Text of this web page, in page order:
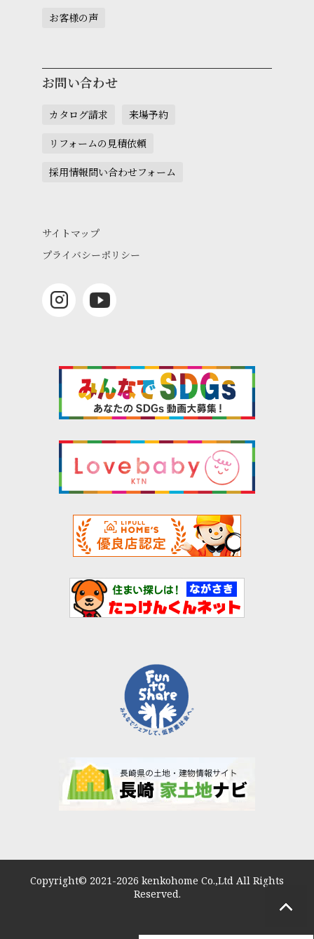
お客様の声
お問い合わせ
カタログ請求 来場予約
リフォームの見積依頼
採用情報問い合わせフォーム
サイトマップ
プライバシーポリシー
Copyright© 2021-2026 kenkohome Co.,Ltd All Rights
Reserved.